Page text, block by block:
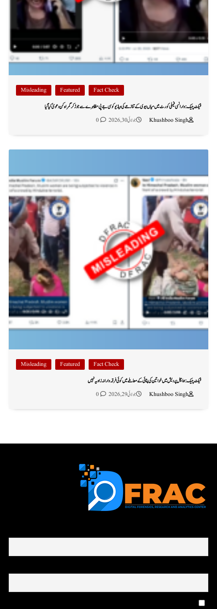
Fact Check
Featured
Misleading
فیکٹ چیک: وارانسی فیملی کورٹ میں میاں بیوی کے تنازعے کی ویڈیو کو سی جے پی مظاہرے سے جوڑ کر گمراہ کن دعویٰ کیا گیا
Khushboo Singh
جولائی 30, 2026 0
Fact Check
Featured
Misleading
فیکٹ چیک: ہماچل پردیش میں خواتین کی پٹائی کے معاملے میں کوئی فرقہ وارانہ زاویہ نہیں
Khushboo Singh
جولائی 29, 2026 0